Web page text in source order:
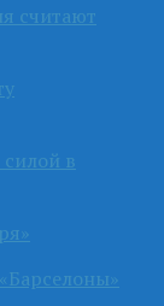
считают
в